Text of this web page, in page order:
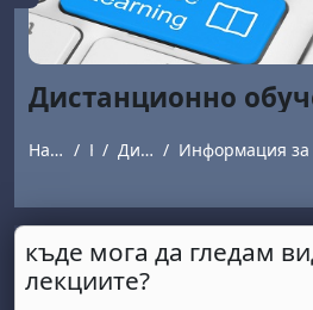
Дистанционно
Начална страница Курсове Дистанционно обучение
къде мога да гледам
лекциите?